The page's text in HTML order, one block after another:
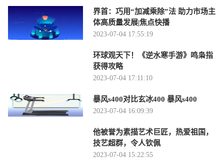
界首：巧用“加减乘除”法 助力市场主
体高质量发展|焦点快播
2023-07-04 17:55:19
环球观天下！《逆水寒手游》鸣枭指
获得攻略
2023-07-04 17:11:10
暴风s400对比玄冰400 暴风s400
2023-07-04 16:09:39
他被誉为素描艺术巨匠，热爱祖国，
技艺超群，令人钦佩
2023-07-04 15:22:55